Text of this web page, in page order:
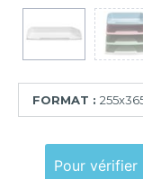
FORMAT :